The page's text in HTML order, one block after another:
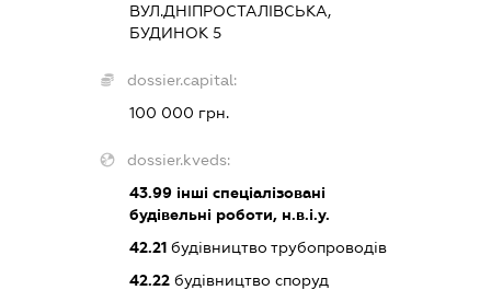
ВУЛ.ДНІПРОСТАЛІВСЬКА,
БУДИНОК 5
dossier.capital:
100 000 грн.
dossier.kveds:
43.99інші спеціалізовані
будівельні роботи, н.в.і.у.
42.21будівництво трубопроводів
42.22будівництво споруд